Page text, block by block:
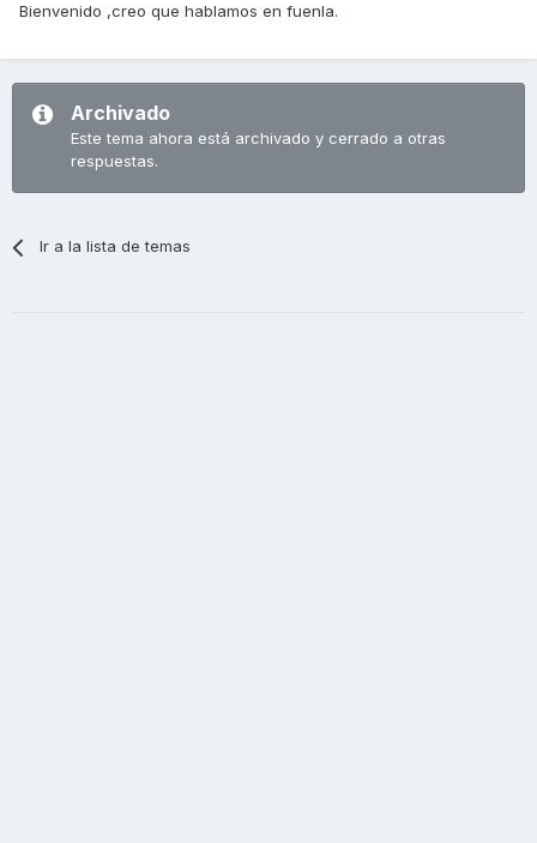
Bienvenido ,creo que hablamos en fuenla.
Archivado
Este tema ahora está archivado y cerrado a otras
respuestas.
Ir a la lista de temas